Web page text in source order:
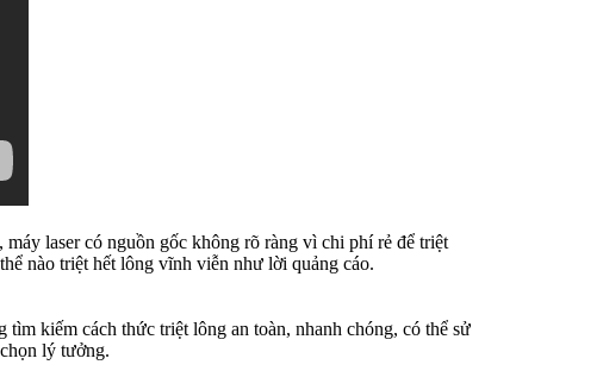
laser có nguồn gốc không rõ ràng vì chi phí rẻ để triệt
nào triệt hết lông vĩnh viễn như lời quảng cáo.
tìm kiếm cách thức triệt lông an toàn, nhanh chóng, có thể sử
lý tưởng.